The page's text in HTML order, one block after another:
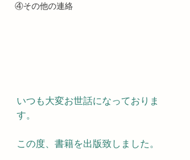
④その他の連絡
いつも大変お世話になっておりま
す。
この度、書籍を出版致しました。